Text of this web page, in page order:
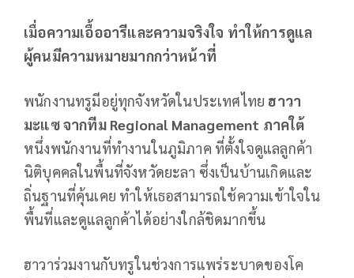
เมื่อความเอื้ออารีและความจริงใจ ทำให้การดูแล
ผู้คนมีความหมายมากกว่าหน้าที่
พนักงานทรูมีอยู่ทุกจังหวัดในประเทศไทย ฮาวา
มะแซ จากทีม Regional Management ภาคใต้
หนึ่งพนักงานที่ทำงานในภูมิภาค ที่ตั้งใจดูแลลูกค้า
นิติบุคคลในพื้นที่จังหวัดยะลา ซึ่งเป็นบ้านเกิดและ
ถิ่นฐานที่คุ้นเคย ทำให้เธอสามารถใช้ความเข้าใจใน
พื้นที่และดูแลลูกค้าได้อย่างใกล้ชิดมากขึ้น
ฮาวาร่วมงานกับทรูในช่วงการแพร่ระบาดของโค